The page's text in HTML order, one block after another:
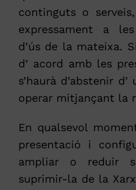
continguts o
expressament a
d’ús de la mateixa.
d’ acord amb les
s’haurà d’abstenir
operar mitjançant la
En qualsevol
presentació i
ampliar o reduir
suprimir-la de la